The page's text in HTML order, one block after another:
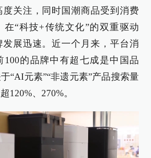
度关注，同时国潮商品受到消费
在“科技+传统文化”的双重驱动
展迅速。近一个月来，平台消
100的品牌中有超七成是中国品
“AI元素”“非遗元素”产品搜索量
120%、270%。